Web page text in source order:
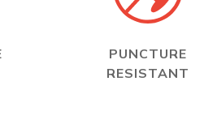
PUNCTURE
RESISTANT